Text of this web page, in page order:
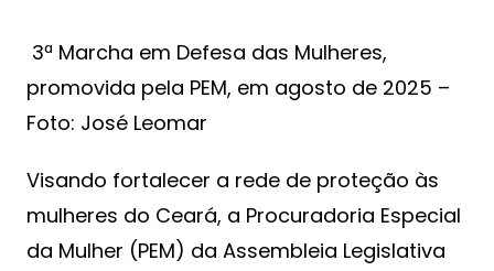
3ª Marcha em Defesa das Mulheres,
promovida pela PEM, em agosto de 2025 –
Foto: José Leomar
Visando fortalecer a rede de proteção às
mulheres do Ceará, a Procuradoria Especial
da Mulher (PEM) da Assembleia Legislativa